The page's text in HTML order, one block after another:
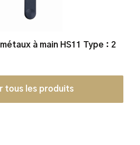
à main HS11 Type : 2
tous les produits